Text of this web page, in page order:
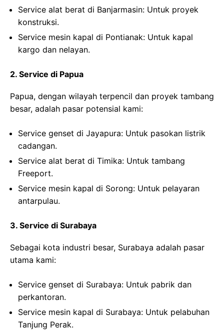
Service alat berat di Banjarmasin: Untuk proyek
konstruksi.
Service mesin kapal di Pontianak: Untuk kapal
kargo dan nelayan.
2. Service di Papua
Papua, dengan wilayah terpencil dan proyek tambang
besar, adalah pasar potensial kami:
Service genset di Jayapura: Untuk pasokan listrik
cadangan.
Service alat berat di Timika: Untuk tambang
Freeport.
Service mesin kapal di Sorong: Untuk pelayaran
antarpulau.
3. Service di Surabaya
Sebagai kota industri besar, Surabaya adalah pasar
utama kami:
Service genset di Surabaya: Untuk pabrik dan
perkantoran.
Service mesin kapal di Surabaya: Untuk pelabuhan
Tanjung Perak.